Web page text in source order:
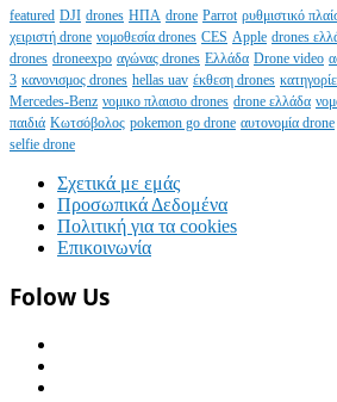
featured DJI drones ΗΠΑ drone Parrot ρυθμιστικό
χειριστή drone νομοθεσία drones CES Apple drones
drones droneexpo αγώνας drones Ελλάδα Drone video
3 κανονισμος drones hellas uav έκθεση drones
Mercedes-Benz νομικο πλαισιο drones drone ελλάδα
παιδιά Κωτσόβολος pokemon go drone αυτονομία drone
selfie drone
Σχετικά με εμάς
Προσωπικά Δεδομένα
Πολιτική για τα cookies
Επικοινωνία
Folow Us